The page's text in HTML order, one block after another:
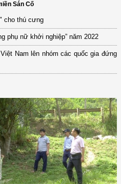
Sán Cố
cho thú cưng
phụ nữ khởi nghiệp” năm 2022
Nam lên nhóm các quốc gia đứng